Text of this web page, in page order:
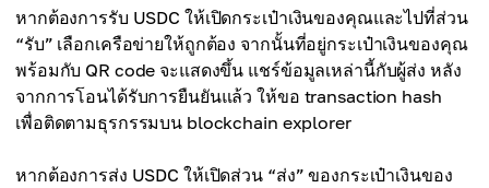
หากต้องการรับ USDC ให้เปิดกระเป๋าเงินของคุณและไปที่ส่วน
“รับ” เลือกเครือข่ายให้ถูกต้อง จากนั้นที่อยู่กระเป๋าเงินของคุณ
พร้อมกับ QR code จะแสดงขึ้น แชร์ข้อมูลเหล่านี้กับผู้ส่ง หลัง
จากการโอนได้รับการยืนยันแล้ว ให้ขอ transaction hash
เพื่อติดตามธุรกรรมบน blockchain explorer
หากต้องการส่ง USDC ให้เปิดส่วน “ส่ง” ของกระเป๋าเงินของ